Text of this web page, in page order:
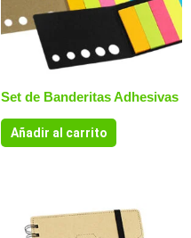
Set de Banderitas Adhesivas
Añadir al carrito